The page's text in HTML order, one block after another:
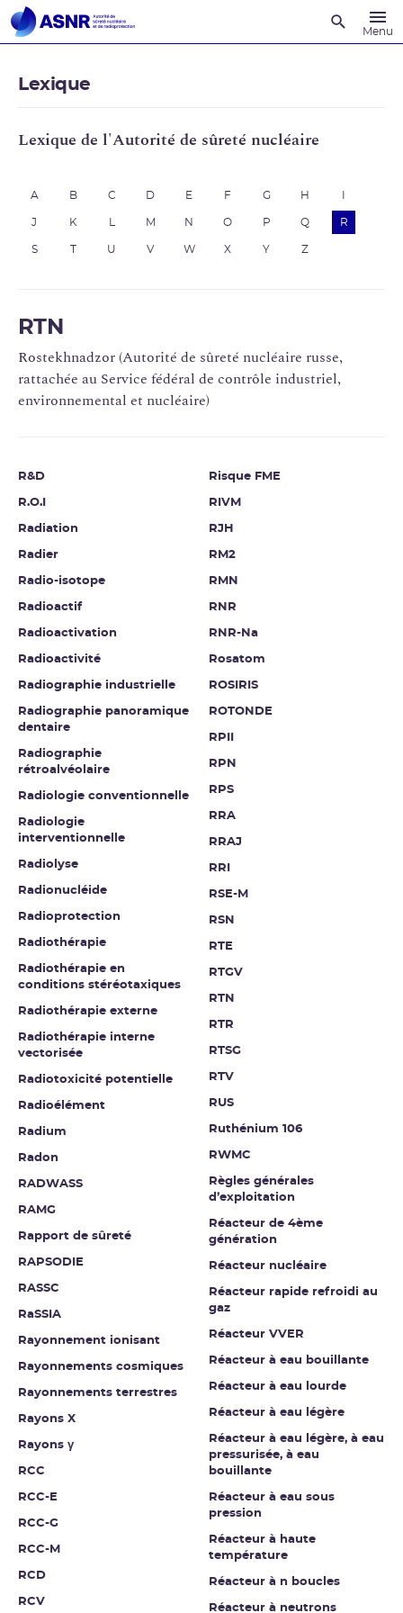
Menu
Lexique
Lexique de l'Autorité de sûreté nucléaire
A B C D E F G H
J K M N O P Q R
S U V W X Y Z
RTN
Rostekhnadzor (Autorité de sûreté nucléaire russe,
rattachée au Service fédéral de contrôle industriel,
environnemental et nucléaire)
R&D
R.O.I
Radiation
Radier
Radio-isotope
Radioactif
Radioactivation
Radioactivité
Radiographie industrielle
Radiographie panoramique
dentaire
Radiographie
rétroalvéolaire
Radiologie conventionnelle
Radiologie
interventionnelle
Radiolyse
Radionucléide
Radioprotection
Radiothérapie
Radiothérapie en
conditions stéréotaxiques
Radiothérapie externe
Radiothérapie interne
vectorisée
Radiotoxicité potentielle
Radioélément
Radium
Radon
RADWASS
RAMG
Rapport de sûreté
RAPSODIE
RASSC
RaSSIA
Rayonnement ionisant
Rayonnements cosmiques
Rayonnements terrestres
Rayons X
Rayons γ
RCC
RCC-E
RCC-G
RCC-M
RCD
RCV
Risque FME
RIVM
RJH
RM2
RMN
RNR
RNR-Na
Rosatom
ROSIRIS
ROTONDE
RPII
RPN
RPS
RRA
RRAJ
RRI
RSE-M
RSN
RTE
RTGV
RTN
RTR
RTSG
RTV
RUS
Ruthénium 106
RWMC
Règles générales
d’exploitation
Réacteur de 4ème
génération
Réacteur nucléaire
Réacteur rapide refroidi au
gaz
Réacteur VVER
Réacteur à eau bouillante
Réacteur à eau lourde
Réacteur à eau légère
Réacteur à eau légère, à eau
pressurisée, à eau
bouillante
Réacteur à eau sous
pression
Réacteur à haute
température
Réacteur à n boucles
Réacteur à neutrons